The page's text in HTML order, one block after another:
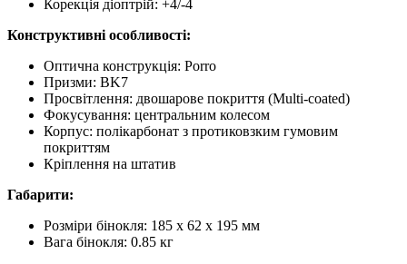
Корекція діоптрій: +4/-4
Конструктивні особливості:
Оптична конструкція: Porro
Призми: BK7
Просвітлення: двошарове покриття (Multi-coated)
Фокусування: центральним колесом
Корпус: полікарбонат з протиковзким гумовим
покриттям
Кріплення на штатив
Габарити:
Розміри бінокля: 185 x 62 x 195 мм
Вага бінокля: 0.85 кг